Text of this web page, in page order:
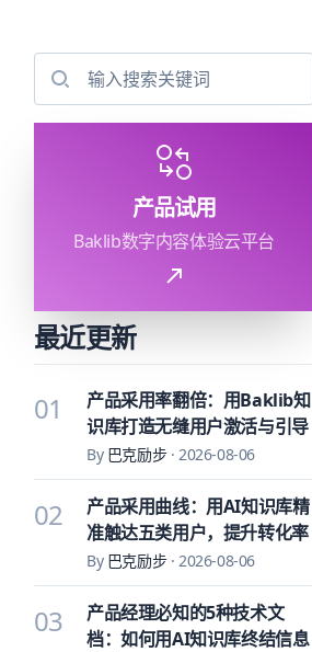
产品试用
Baklib数字内容体验云平台
最近更新
01
产品采用率翻倍：用Baklib知
识库打造无缝用户激活与引导
By 巴克励步·2026-08-06
02
产品采用曲线：用AI知识库精
准触达五类用户，提升转化率
By 巴克励步·2026-08-06
03
产品经理必知的5种技术文
档：如何用AI知识库终结信息